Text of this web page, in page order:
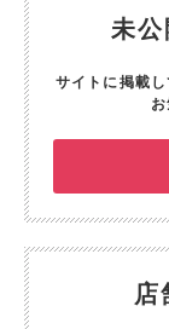
未公
サイトに掲載
店